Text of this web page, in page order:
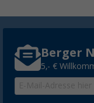
Berger
5,- €